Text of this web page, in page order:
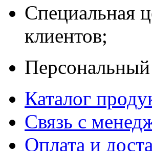
Специальная
клиентов;
Каталог
Связь с
Оплата и